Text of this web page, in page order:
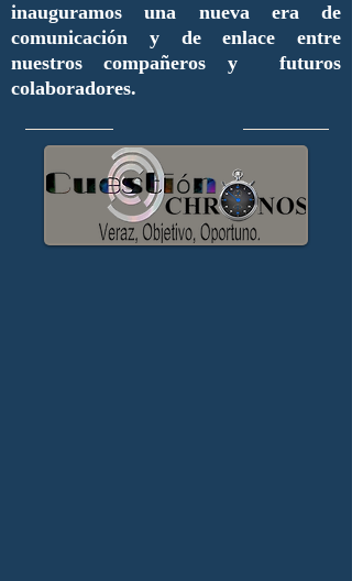
inauguramos una nueva era de
comunicación y de enlace entre
nuestros compañeros y futuros
colaboradores.